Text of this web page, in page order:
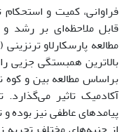
فراوانی، کمیت و استحکام
قابل ملاحظه‌ای بر رشد
بالاترین همبستگی جزیی
براساس مطالعه بین و کوه
آکادمیک تاثیر می‌گذارد.
پیامدهای عاطفی نیز بوده